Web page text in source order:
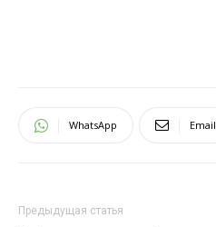
WhatsApp Email
Предыдущая статья